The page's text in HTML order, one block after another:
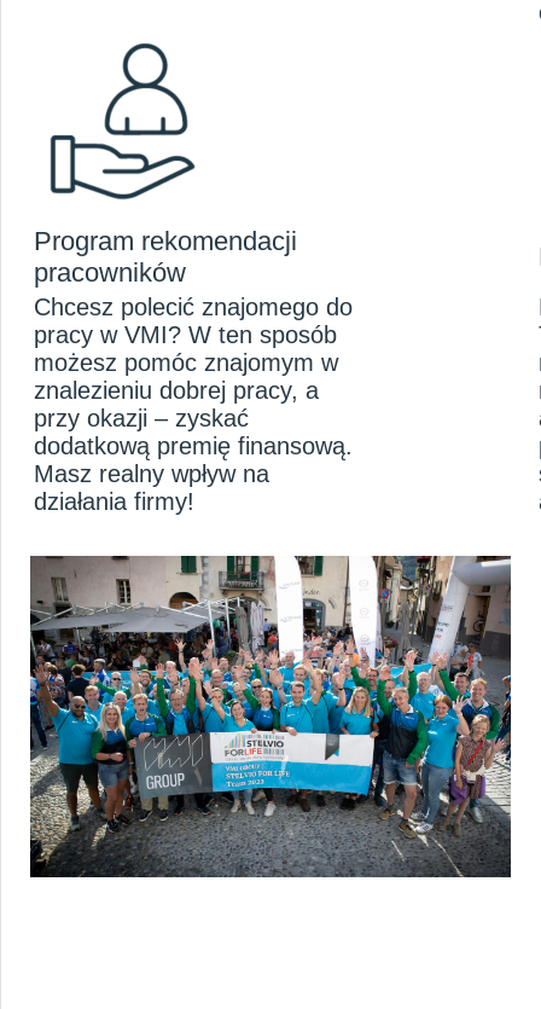
Program rekomendacji
pracowników
Chcesz polecić znajomego do
pracy w VMI? W ten sposób
możesz pomóc znajomym w
znalezieniu dobrej pracy, a
przy okazji – zyskać
dodatkową premię finansową.
Masz realny wpływ na
działania firmy!